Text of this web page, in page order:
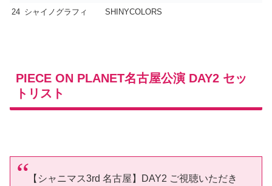
24 シャイノグラフィ SHINYCOLORS
PIECE ON PLANET名古屋公演 DAY2 セッ
トリスト
【シャニマス3rd 名古屋】DAY2 ご視聴いただき